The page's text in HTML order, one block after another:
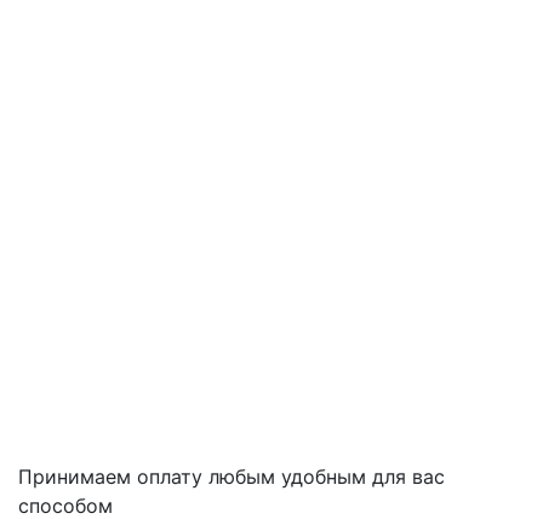
Принимаем оплату любым удобным для вас
способом